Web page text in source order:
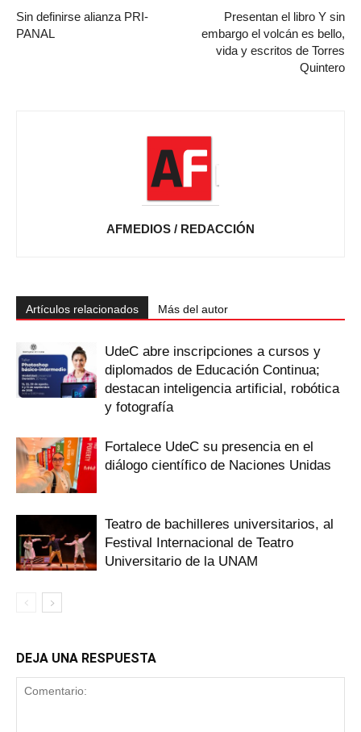
Sin definirse alianza PRI-
PANAL
Presentan el libro Y sin
embargo el volcán es bello,
vida y escritos de Torres
Quintero
AFMEDIOS / REDACCIÓN
Artículos relacionados Más del autor
UdeC abre inscripciones a cursos y
diplomados de Educación Continua;
destacan inteligencia artificial, robótica
y fotografía
Fortalece UdeC su presencia en el
diálogo científico de Naciones Unidas
Teatro de bachilleres universitarios, al
Festival Internacional de Teatro
Universitario de la UNAM
DEJA UNA RESPUESTA